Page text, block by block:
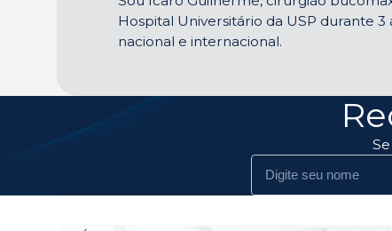
Hospital Universitário da USP durante
nacional e internacional.